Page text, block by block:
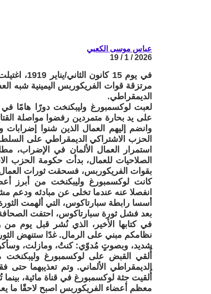
عباس موسى الكعبي
2026 / 1 / 19
في يوم 15
مرتزقة قوات الفريكوربس اليمينية شبه
الديمقراطي.
على يد بحارة متمردين رفضوا مواصلة
وانضم إليهم العمال الذين شنوا
الحزب الاشتراكي الديمقراطي على
استمرار العمال الألمان في
الصلاحيات للعمال، بدأت حكومة الحزب
بقوات الفريكوربس، فسحقت ثورات
كانت لوكسمبورغ وليبكنخت من أبرز
انفصلا عنه عندما تخلى عن مبادئه ودعم
أسسا رابطة سبارتاكوس، التي ألهمت الثورة
بعد فشل ثورة سبارتاكوس، احتفت الصحافة
في كتابها الأخير، الذي نُشر قبل يوم من
نظامكم مبني على الرمال. غدًا ستنهض
شديد، وبصوتٍ مُدوّي: كنتُ، ومازلت،
أُلقي القبض على لوكسمبورغ
الديمقراطي الألماني. وتم تعذيبهما
أُلقيت جثة لوكسمبورغ في قناة مائية،
معظم أعضاء الفريكوربس اصبح لاحقًا ما